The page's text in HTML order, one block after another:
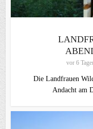
vor 6
Die Landfrauen
Andacht am